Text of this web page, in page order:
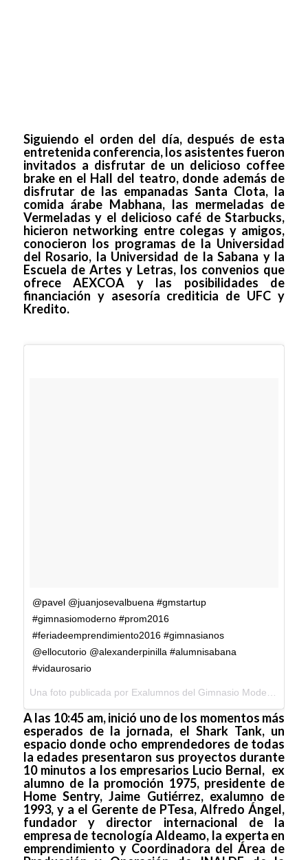
Siguiendo el orden del día, después de esta
entretenida conferencia, los asistentes fueron
invitados a disfrutar de un delicioso coffee
brake en el Hall del teatro, donde además de
disfrutar de las empanadas Santa Clota, la
comida árabe Mabhana, las mermeladas de
Vermeladas y el delicioso café de Starbucks,
hicieron networking entre colegas y amigos,
conocieron los programas de la Universidad
del Rosario, la Universidad de la Sabana y la
Escuela de Artes y Letras, los convenios que
ofrece AEXCOA y las posibilidades de
financiación y asesoría crediticia de UFC y
Kredito.
@pavel @juanjosevalbuena #gmstartup
#gimnasiomoderno #prom2016
#feriadeemprendimiento2016 #gimnasianos
@ellocutorio @alexanderpinilla #alumnisabana
#vidaurosario
A las 10:45 am, inició uno de los momentos más
esperados de la jornada, el Shark Tank, un
espacio donde ocho emprendedores de todas
la edades presentaron sus proyectos durante
10 minutos a los empresarios Lucio Bernal, ex
alumno de la promoción 1975, presidente de
Home Sentry, Jaime Gutiérrez, exalumno de
1993, y a el Gerente de PTesa, Alfredo Ángel,
fundador y director internacional de la
empresa de tecnología Aldeamo, la experta en
emprendimiento y Coordinadora del Área de